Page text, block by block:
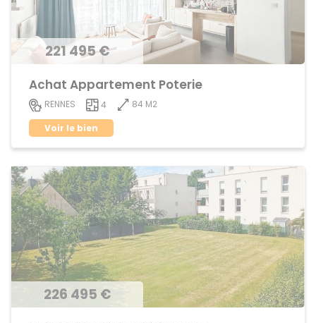
221 495 €
Achat Appartement Poterie
RENNES 4
84 M2
Voir le bien
226 495 €